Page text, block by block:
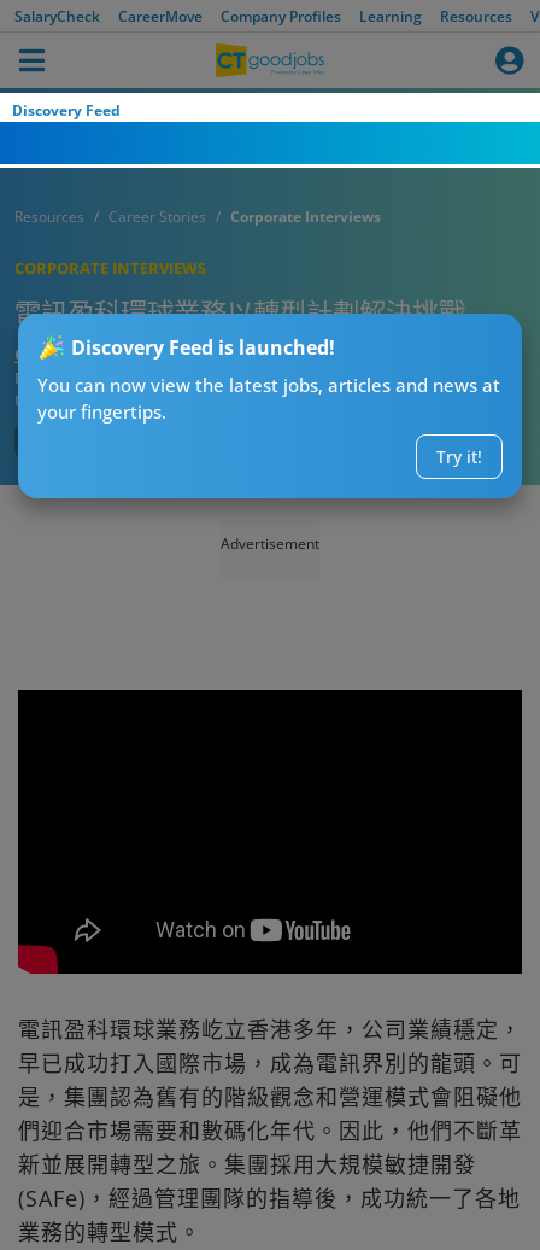
SalaryCheck CareerMove Company Profiles Learning Resources
Discovery Feed
Discovery Feed is launched!
You can now view the latest jobs, articles and news at
your fingertips.
Try it!
Resources Career Stories Corporate Interviews
CORPORATE INTERVIEWS
電訊盈科環球業務以轉型計劃解決挑戰
CTgoodjobs’ Editor
Published:
2021-06-07
Updated:
2021-06-07 09:14
Advertisement
電訊盈科環球業務屹立香港多年，公司業績穩定，
早已成功打入國際市場，成為電訊界別的龍頭。可
是，集團認為舊有的階級觀念和營運模式會阻礙他
們迎合市場需要和數碼化年代。因此，他們不斷革
新並展開轉型之旅。集團採用大規模敏捷開發
(SAFe)，經過管理團隊的指導後，成功統一了各地
業務的轉型模式。